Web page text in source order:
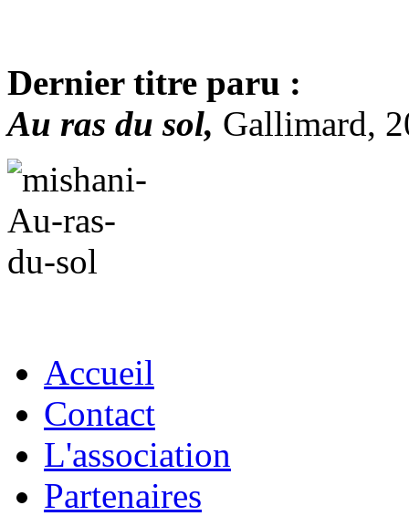
Dernier titre paru :
Au ras du sol, Gallimard,
Accueil
Contact
L'association
Partenaires